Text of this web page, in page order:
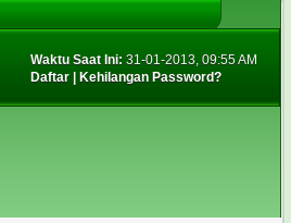
Waktu Saat Ini: 31-01-2013, 09:55 AM
Daftar
Kehilangan Password?